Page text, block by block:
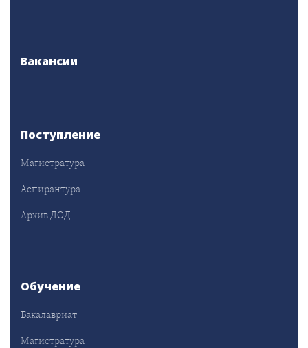
Вакансии
Поступление
Магистратура
Аспирантура
Архив ДОД
Обучение
Бакалавриат
Магистратура